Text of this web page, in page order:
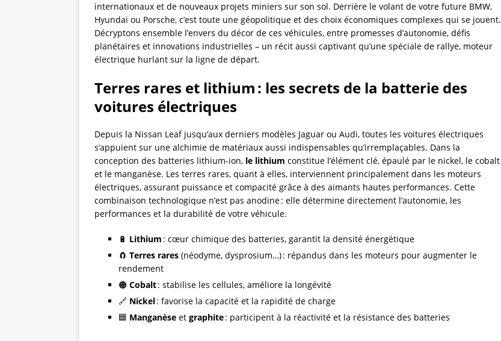
internationaux et de nouveaux projets miniers sur son sol. Derrière le volant de votre future BMW,
Hyundai ou Porsche, c’est toute une géopolitique et des choix économiques complexes qui se jouent.
Décryptons ensemble l’envers du décor de ces véhicules, entre promesses d’autonomie, défis
planétaires et innovations industrielles – un récit aussi captivant qu’une spéciale de rallye, moteur
électrique hurlant sur la ligne de départ.
Terres rares et lithium : les secrets de la batterie des
voitures électriques
Depuis la Nissan Leaf jusqu’aux derniers modèles Jaguar ou Audi, toutes les voitures électriques
s’appuient sur une alchimie de matériaux aussi indispensables qu’irremplaçables. Dans la
conception des batteries lithium-ion, le lithium constitue l’élément clé, épaulé par le nickel, le cobalt
et le manganèse. Les terres rares, quant à elles, interviennent principalement dans les moteurs
électriques, assurant puissance et compacité grâce à des aimants hautes performances. Cette
combinaison technologique n’est pas anodine : elle détermine directement l’autonomie, les
performances et la durabilité de votre véhicule.
🔋 Lithium : cœur chimique des batteries, garantit la densité énergétique
🧲 Terres rares (néodyme, dysprosium…) : répandus dans les moteurs pour augmenter le
rendement
🟠 Cobalt: stabilise les cellules, améliore la longévité
🔗 Nickel: favorise la capacité et la rapidité de charge
🟦 Manganèse et graphite: participent à la réactivité et la résistance des batteries